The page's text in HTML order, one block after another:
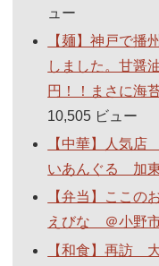
ュー
【麺】神戸で播
しました。甘醤
円！！まさに海
10,505 ビュー
【中華】人気
いあんぐる 加東
【弁当】ここの
えびな ＠小野市
【和食】再訪